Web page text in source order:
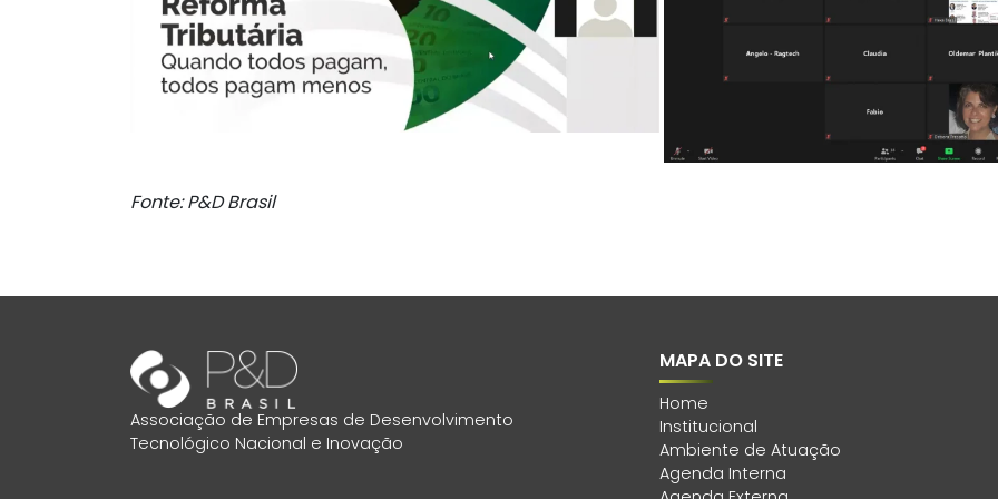
Fonte: P&D Brasil
Associação de Empresas de Desenvolvimento
Tecnológico Nacional e Inovação
MAPA DO SITE
Home
Institucional
Ambiente de Atuação
Agenda Interna